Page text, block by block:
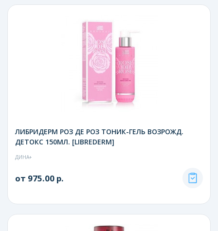
ЛИБРИДЕРМ РОЗ ДЕ РОЗ ТОНИК-ГЕЛЬ ВОЗРОЖД.
ДЕТОКС 150МЛ. [LIBREDERM]
ДИНА+
от 975.00 р.